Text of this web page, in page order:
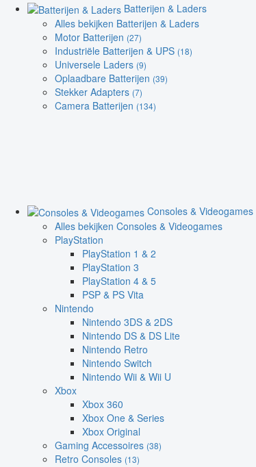
Batterijen & Laders
Alles bekijken Batterijen & Laders
Motor Batterijen (27)
Industriële Batterijen & UPS (18)
Universele Laders (9)
Oplaadbare Batterijen (39)
Stekker Adapters (7)
Camera Batterijen (134)
Consoles & Videogames
Alles bekijken Consoles & Videogames
PlayStation
PlayStation 1 & 2
PlayStation 3
PlayStation 4 & 5
PSP & PS Vita
Nintendo
Nintendo 3DS & 2DS
Nintendo DS & DS Lite
Nintendo Retro
Nintendo Switch
Nintendo Wii & Wii U
Xbox
Xbox 360
Xbox One & Series
Xbox Original
Gaming Accessoires (38)
Retro Consoles (13)